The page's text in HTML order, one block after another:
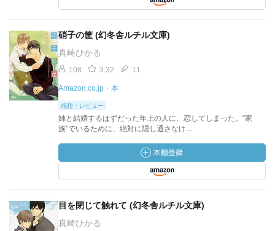
硝子の筐 (幻冬舎ルチル文庫)
真崎ひかる
108 3.32 11
Amazon.co.jp・本
感想・レビュー
姉と結婚するはずだった年上の人に、恋してしまった。“家
族”でいるために、絶対に隠し通さなけ...
目を閉じて触れて (幻冬舎ルチル文庫)
真崎ひかる